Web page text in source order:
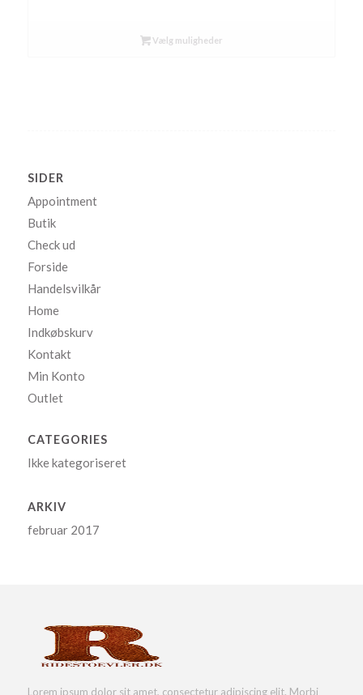
Vælg muligheder
SIDER
Appointment
Butik
Check ud
Forside
Handelsvilkår
Home
Indkøbskurv
Kontakt
Min Konto
Outlet
CATEGORIES
Ikke kategoriseret
ARKIV
februar 2017
Lorem ipsum dolor sit amet, consectetur adipiscing elit. Morbi